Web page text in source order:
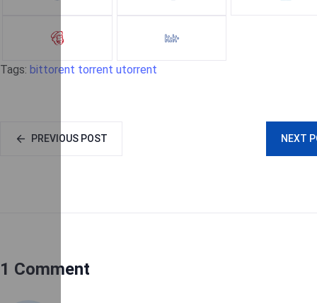
Tags: bittorent torrent utorrent
PREVIOUS POST NEXT
1 Comment